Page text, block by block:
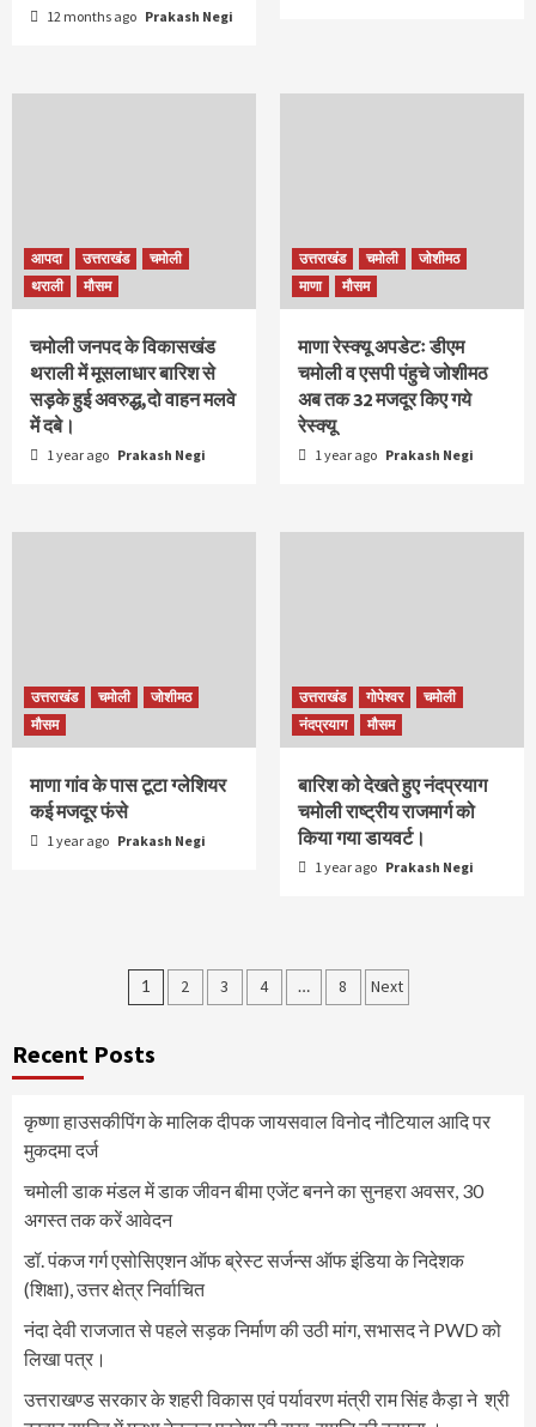
12 months ago Prakash Negi
आपदा उत्तराखंड
चमोली
थराली
मौसम
चमोली जनपद के विकासखंड
थराली में मूसलाधार बारिश से
सड़़के हुई अवरुद्ध,दो वाहन मलवे
में दबे।
1 year ago Prakash Negi
उत्तराखंड चमोली
जोशीमठ
माणा
मौसम
माणा रेस्क्यू अपडेटः डीएम
चमोली व एसपी पंहुचे जोशीमठ
अब तक 32 मजदूर किए गये
रेस्क्यू
1 year ago Prakash Negi
उत्तराखंड चमोली
जोशीमठ
मौसम
माणा गांव के पास टूटा ग्लेशियर
कई मजदूर फंसे
1 year ago Prakash Negi
उत्तराखंड गोपेश्वर
चमोली
नंदप्रयाग
मौसम
बारिश को देखते हुए नंदप्रयाग
चमोली राष्ट्रीय राजमार्ग को
किया गया डायवर्ट।
1 year ago Prakash Negi
Posts
1 2 3 4 … 8 Next
Recent Posts
कृष्णा हाउसकीपिंग के मालिक दीपक जायसवाल विनोद नौटियाल आदि पर
मुकदमा दर्ज
चमोली डाक मंडल में डाक जीवन बीमा एजेंट बनने का सुनहरा अवसर, 30
अगस्त तक करें आवेदन
डॉ. पंकज गर्ग एसोसिएशन ऑफ ब्रेस्ट सर्जन्स ऑफ इंडिया के निदेशक
(शिक्षा), उत्तर क्षेत्र निर्वाचित
नंदा देवी राजजात से पहले सड़क निर्माण की उठी मांग, सभासद ने PWD को
लिखा पत्र।
उत्तराखण्ड सरकार के शहरी विकास एवं पर्यावरण मंत्री राम सिंह कैड़ा ने श्री